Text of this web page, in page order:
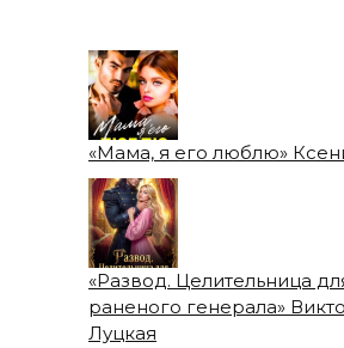
«Мама, я его люблю»
«Развод. Целительница
раненого генерала»
Луцкая